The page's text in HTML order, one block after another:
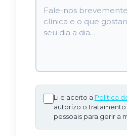
Li e aceito a Política
autorizo o
pessoais para gerir a